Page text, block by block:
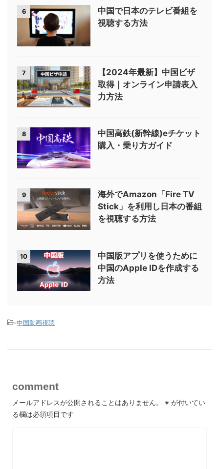
6
中国で日本のテレビ番組を
視聴する方法
7
【2024年最新】中国ビザ
取得｜オンライン申請表入
力方法
8
中国高鉄(新幹線)eチケット
購入・乗り方ガイド
9
海外でAmazon「Fire TV
Stick」を利用し日本の番組
を視聴する方法
10
中国版アプリを使うために
中国のApple IDを作成する
方法
-中国動画視聴
comment
メールアドレスが公開されることはありません。 ※ が付いてい
る欄は必須項目です